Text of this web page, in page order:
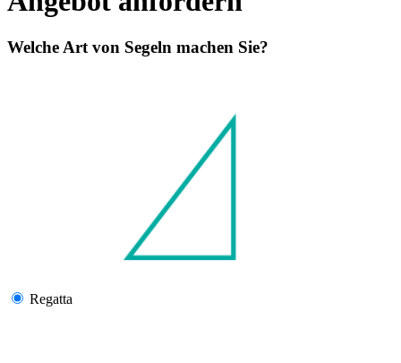
Welche Art von Segeln machen Sie?
Regatta